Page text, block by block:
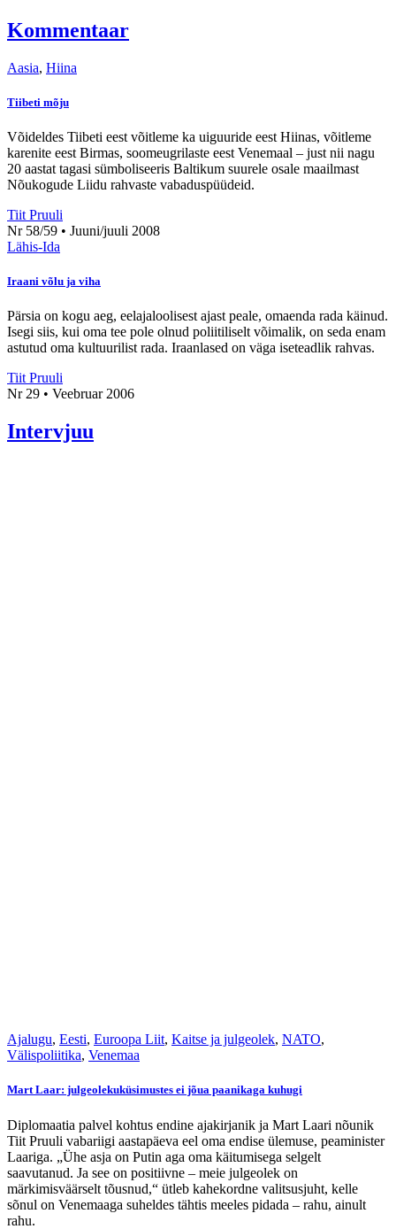
Kommentaar
Aasia, Hiina
Tiibeti mõju
Võideldes Tiibeti eest võitleme ka uiguuride eest Hiinas, võitleme
karenite eest Birmas, soomeugrilaste eest Venemaal – just nii nagu
20 aastat tagasi sümboliseeris Baltikum suurele osale maailmast
Nõukogude Liidu rahvaste vabaduspüüdeid.
Tiit Pruuli
Nr 58/59 • Juuni/juuli 2008
Lähis-Ida
Iraani võlu ja viha
Pärsia on kogu aeg, eelajaloolisest ajast peale, omaenda rada käinud.
Isegi siis, kui oma tee pole olnud poliitiliselt võimalik, on seda enam
astutud oma kultuurilist rada. Iraanlased on väga iseteadlik rahvas.
Tiit Pruuli
Nr 29 • Veebruar 2006
Intervjuu
Ajalugu, Eesti, Euroopa Liit, Kaitse ja julgeolek, NATO,
Välispoliitika, Venemaa
Mart Laar: julgeolekuküsimustes ei jõua paanikaga kuhugi
Diplomaatia palvel kohtus endine ajakirjanik ja Mart Laari nõunik
Tiit Pruuli vabariigi aastapäeva eel oma endise ülemuse, peaminister
Laariga. „Ühe asja on Putin aga oma käitumisega selgelt
saavutanud. Ja see on positiivne – meie julgeolek on
märkimisväärselt tõusnud,“ ütleb kahekordne valitsusjuht, kelle
sõnul on Venemaaga suheldes tähtis meeles pidada – rahu, ainult
rahu.